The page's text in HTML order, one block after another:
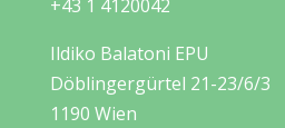
+43 1 4120042
Ildiko Balatoni EPU
Döblingergürtel 21-23/6/3
1190 Wien